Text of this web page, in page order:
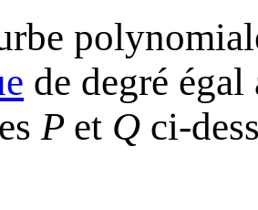
de degré
P et Q ci-